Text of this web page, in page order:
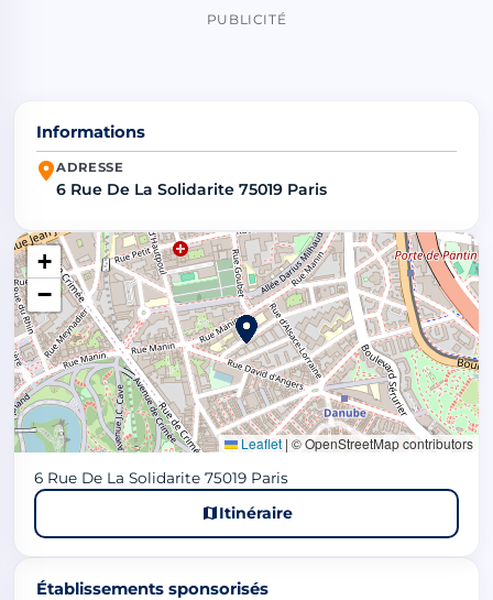
PUBLICITÉ
Informations
ADRESSE
6 Rue De La Solidarite 75019 Paris
+
−
Leaflet | © OpenStreetMap contributors
6 Rue De La Solidarite 75019 Paris
Itinéraire
Établissements sponsorisés